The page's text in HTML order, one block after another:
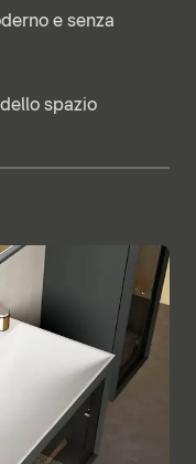
e senza
spazio